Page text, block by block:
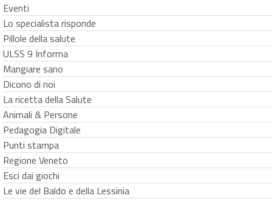
Eventi
Lo specialista risponde
Pillole della salute
ULSS 9 Informa
Mangiare sano
Dicono di noi
La ricetta della Salute
Animali & Persone
Pedagogia Digitale
Punti stampa
Regione Veneto
Esci dai giochi
Le vie del Baldo e della Lessinia